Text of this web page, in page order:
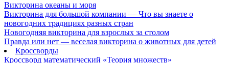
Викторина океаны и моря
Викторина для большой компании — Что вы знаете о
новогодних традициях разных стран
Новогодняя викторина для взрослых за столом
Правда или нет — веселая викторина о животных для детей
Кроссворды
Кроссворд математический «Теория множеств»